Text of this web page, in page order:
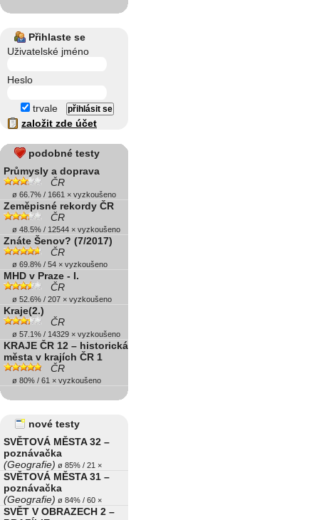
Přihlaste se
Uživatelské jméno
Heslo
trvale
založit zde účet
podobné testy
Průmysly a doprava
ČR
ø 66.7% / 1661 × vyzkoušeno
Zeměpisné rekordy ČR
ČR
ø 48.5% / 12544 × vyzkoušeno
Znáte Šenov? (7/2017)
ČR
ø 69.8% / 54 × vyzkoušeno
MHD v Praze - I.
ČR
ø 52.6% / 207 × vyzkoušeno
Kraje(2.)
ČR
ø 57.1% / 14329 × vyzkoušeno
KRAJE ČR 12 – historická
města v krajích ČR 1
ČR
ø 80% / 61 × vyzkoušeno
nové testy
SVĚTOVÁ MĚSTA 32 –
poznávačka
(Geografie) ø 85% / 21 ×
SVĚTOVÁ MĚSTA 31 –
poznávačka
(Geografie) ø 84% / 60 ×
SVĚT V OBRAZECH 2 –